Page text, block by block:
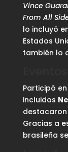
Vince
From All
lo incluyó
Estados
también lo
Participó
incluidos
Gracias a
brasileña